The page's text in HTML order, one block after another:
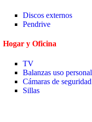
Discos externos
Pendrive
Hogar y Oficina
TV
Balanzas uso personal
Cámaras de seguridad
Sillas